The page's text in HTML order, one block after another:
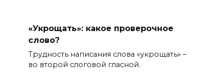
«Укрощать»: какое проверочное
слово?
Трудность написания слова «укрощать» –
во второй слоговой гласной.